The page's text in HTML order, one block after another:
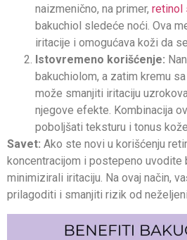
naizmenično, na primer, retinol
bakuchiol sledeće noći. Ova
iritacije i omogućava koži da
Istovremeno korišćenje:
bakuchiolom, a zatim kremu
može smanjiti iritaciju
njegove efekte. Kombinacija
poboljšati teksturu i tonus
Savet: Ako ste novi u korišćenju
koncentracijom i postepeno uvodite
minimizirali iritaciju. Na ovaj način,
prilagoditi i smanjiti rizik od